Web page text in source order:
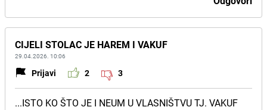
CIJELI STOLAC JE HAREM I VAKUF
29.04.2026. 10:06
Prijavi 2 3
...ISTO KO ŠTO JE I NEUM U VLASNIŠTVU TJ. VAKUF